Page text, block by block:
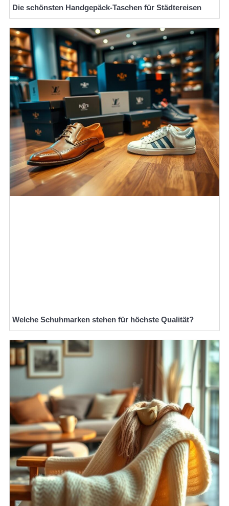
Die schönsten Handgepäck-Taschen für Städtereisen
Welche Schuhmarken stehen für höchste Qualität?